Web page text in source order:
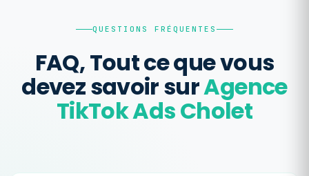
QUESTIONS FRÉQUENTES
FAQ, Tout ce que vous
devez savoir surAgence
TikTok Ads Cholet